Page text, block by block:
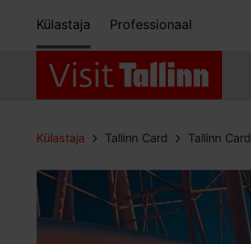
Külastaja Professionaal
Külastaja Tallinn Card Tallinn Card